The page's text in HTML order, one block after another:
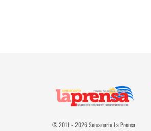
© 2011 - 2026 Semanario La Prensa